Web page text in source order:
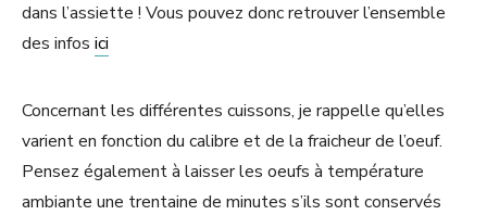
dans l’assiette ! Vous pouvez donc retrouver l’ensemble
des infos ici
Concernant les différentes cuissons, je rappelle qu’elles
varient en fonction du calibre et de la fraicheur de l’oeuf.
Pensez également à laisser les oeufs à température
ambiante une trentaine de minutes s’ils sont conservés